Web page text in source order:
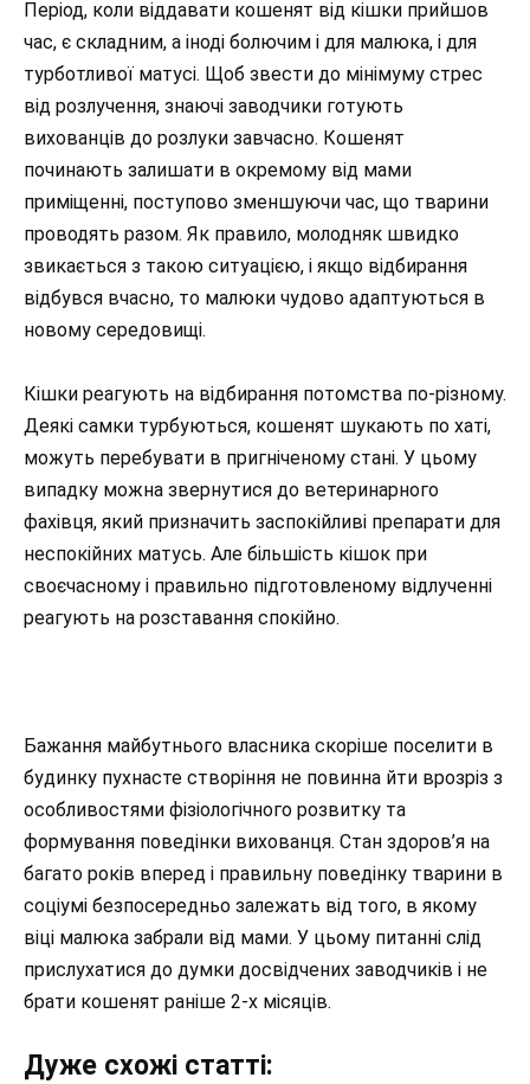
Період, коли віддавати кошенят від кішки прийшов
час, є складним, а іноді болючим і для малюка, і для
турботливої матусі. Щоб звести до мінімуму стрес
від розлучення, знаючі заводчики готують
вихованців до розлуки завчасно. Кошенят
починають залишати в окремому від мами
приміщенні, поступово зменшуючи час, що тварини
проводять разом. Як правило, молодняк швидко
звикається з такою ситуацією, і якщо відбирання
відбувся вчасно, то малюки чудово адаптуються в
новому середовищі.
Кішки реагують на відбирання потомства по-різному.
Деякі самки турбуються, кошенят шукають по хаті,
можуть перебувати в пригніченому стані. У цьому
випадку можна звернутися до ветеринарного
фахівця, який призначить заспокійливі препарати для
неспокійних матусь. Але більшість кішок при
своєчасному і правильно підготовленому відлученні
реагують на розставання спокійно.
Бажання майбутнього власника скоріше поселити в
будинку пухнасте створіння не повинна йти врозріз з
особливостями фізіологічного розвитку та
формування поведінки вихованця. Стан здоров’я на
багато років вперед і правильну поведінку тварини в
соціумі безпосередньо залежать від того, в якому
віці малюка забрали від мами. У цьому питанні слід
прислухатися до думки досвідчених заводчиків і не
брати кошенят раніше 2-х місяців.
Дуже схожі статті: